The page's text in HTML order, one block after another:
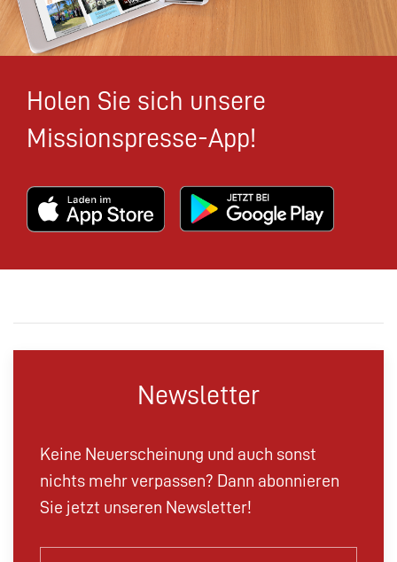
Holen Sie sich unsere
Missionspresse-App!
Newsletter
Keine Neuerscheinung und auch sonst
nichts mehr verpassen? Dann abonnieren
Sie jetzt unseren Newsletter!